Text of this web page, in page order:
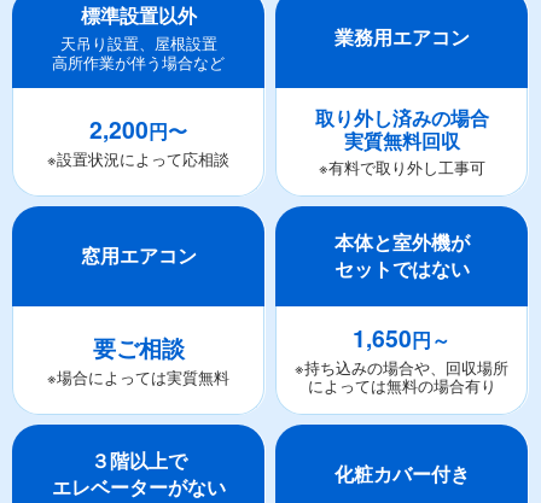
標準設置以外
天吊り設置、屋根設置
高所作業が伴う場合など
2,200円〜
※設置状況によって応相談
業務用エアコン
取り外し済みの場合
実質無料回収
※有料で取り外し工事可
窓用エアコン
要ご相談
※場合によっては実質無料
本体と室外機が
セットではない
1,650円～
※持ち込みの場合や、回収場所
によっては無料の場合有り
３階以上で
エレベーターがない
化粧カバー付き